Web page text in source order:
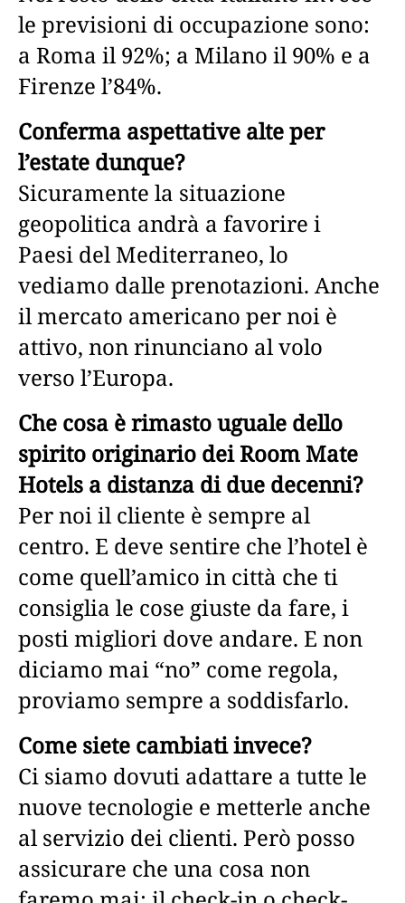
le previsioni di occupazione sono:
a Roma il 92%; a Milano il 90% e a
Firenze l’84%.
Conferma aspettative alte per
l’estate dunque?
Sicuramente la situazione
geopolitica andrà a favorire i
Paesi del Mediterraneo, lo
vediamo dalle prenotazioni. Anche
il mercato americano per noi è
attivo, non rinunciano al volo
verso l’Europa.
Che cosa è rimasto uguale dello
spirito originario dei Room Mate
Hotels a distanza di due decenni?
Per noi il cliente è sempre al
centro. E deve sentire che l’hotel è
come quell’amico in città che ti
consiglia le cose giuste da fare, i
posti migliori dove andare. E non
diciamo mai “no” come regola,
proviamo sempre a soddisfarlo.
Come siete cambiati invece?
Ci siamo dovuti adattare a tutte le
nuove tecnologie e metterle anche
al servizio dei clienti. Però posso
assicurare che una cosa non